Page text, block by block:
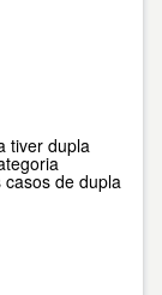
tiver dupla
de dupla